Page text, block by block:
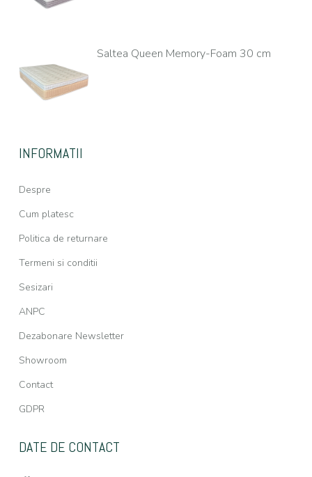
Saltea Queen Memory-Foam 30 cm
INFORMATII
Despre
Cum platesc
Politica de returnare
Termeni si conditii
Sesizari
ANPC
Dezabonare Newsletter
Showroom
Contact
GDPR
DATE DE CONTACT